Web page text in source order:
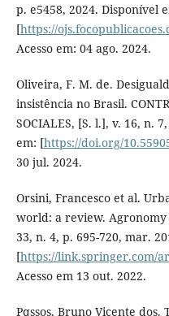
p. e5458, 2024. Disponível
[https://
Acesso em: 04 ago. 2024.
Oliveira, F. M. de.
insistência no Brasil.
SOCIALES, [S. l.], v. 16, n.
em: [https://doi.org/
30 jul. 2024.
Orsini, Francesco et al.
world: a review.
33, n. 4, p. 695-720, mar.
[https://link.springer.com/
Acesso em 13 out. 2022.
Pqssos, Bruno Vicente